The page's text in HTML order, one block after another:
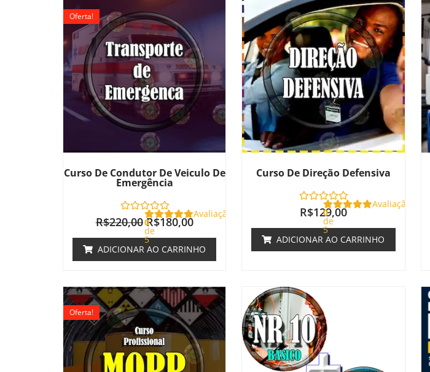
Curso De Condutor De Veiculo De
Emergência
Avaliação
0
de
5
Oferta!
R$220,00
preço
original
era:
R$220,00.
R$180,00
atual
é:
R$180,00.
ADICIONAR AO CARRINHO
Curso De Direção Defensiva
Avaliação
0
de
5
R$129,00
ADICIONAR AO CARRINHO
Oferta!
O
preço
original
era:
R$220,00.
O
preço
atual
é:
R$180,00.